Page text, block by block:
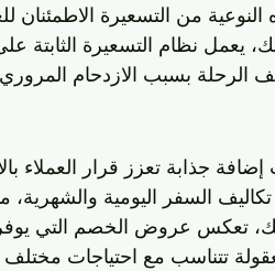
من التسعيرة الاطمئنان
يعمل نظام التسعيرة الثابتة
الرحلة بسبب الازدحام المروري
جذابة تعزز قرار العملاء
السفر اليومية والشهرية،
ذلك، تعكس عروض الخصم التي
تتناسب مع احتياجات مختلف